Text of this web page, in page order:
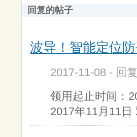
回复的帖子
波导！智能定位
2017-11-08 - 回
领用起止时间：
2017年11月11